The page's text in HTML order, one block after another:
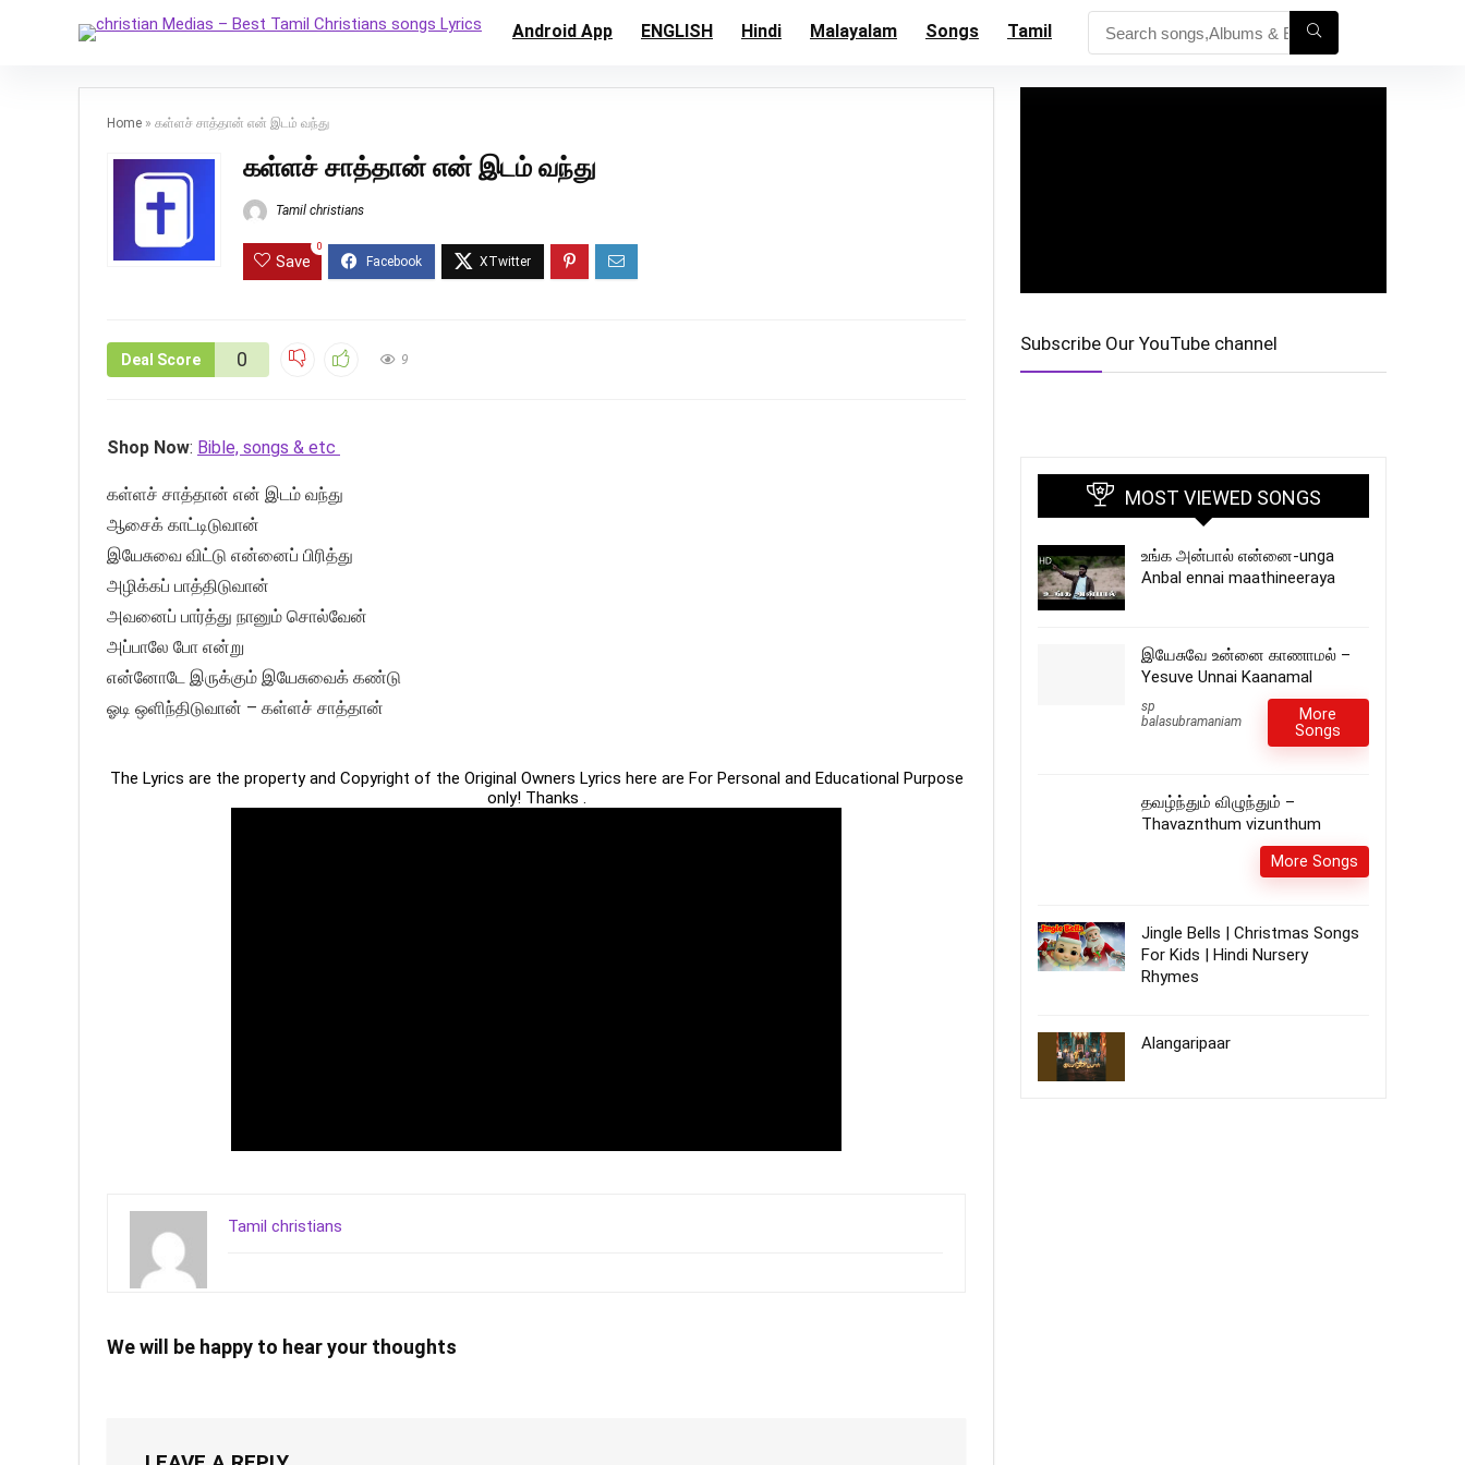
Android App ENGLISH Hindi Malayalam Songs Tamil
Home » கள்ளச் சாத்தான் என் இடம் வந்து
கள்ளச் சாத்தான் என் இடம் வந்து
Tamil christians
Save
0
Deal Score 0 9
Shop Now: Bible, songs & etc
கள்ளச் சாத்தான் என் இடம் வந்து
ஆசைக் காட்டிடுவான்
இயேசுவை விட்டு என்னைப் பிரித்து
அழிக்கப் பாத்திடுவான்
அவனைப் பார்த்து நானும் சொல்வேன்
அப்பாலே போ என்று
என்னோடே இருக்கும் இயேசுவைக் கண்டு
ஓடி ஒளிந்திடுவான் – கள்ளச் சாத்தான்
The Lyrics are the property and Copyright of the Original Owners Lyrics here are For Personal and Educational Purpose
only! Thanks .
Tamil christians
We will be happy to hear your thoughts
Subscribe Our YouTube channel
MOST VIEWED SONGS
உங்க அன்பால் என்னை-unga
Anbal ennai maathineeraya
இயேசுவே உன்னை காணாமல் –
Yesuve Unnai Kaanamal
sp
balasubramaniam
More
Songs
தவழ்ந்தும் விழுந்தும் –
Thavaznthum vizunthum
More Songs
Jingle Bells | Christmas Songs
For Kids | Hindi Nursery
Rhymes
Alangaripaar